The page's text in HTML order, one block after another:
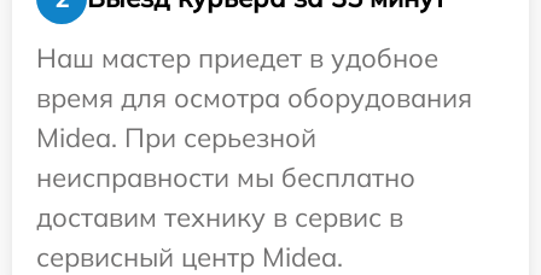
Наш мастер приедет в удобное
время для осмотра оборудования
Midea. При серьезной
неисправности мы бесплатно
доставим технику в сервис в
сервисный центр Midea.